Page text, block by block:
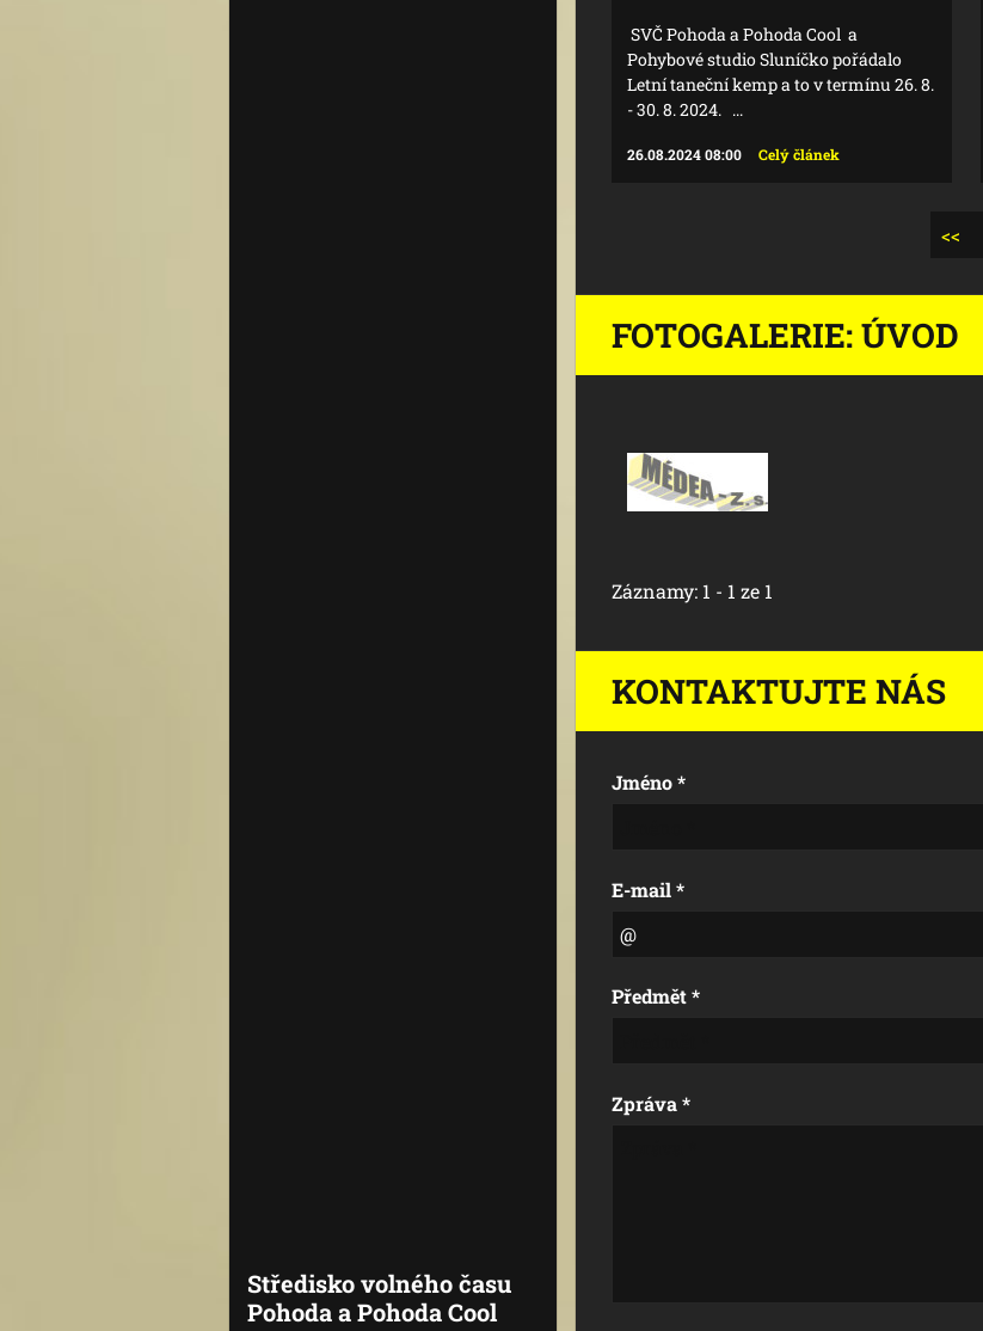
Středisko volného času
Pohoda a Pohoda Cool
SVČ Pohoda a Pohoda Cool a
Pohybové studio Sluníčko pořádalo
Letní taneční kemp a to v termínu 26. 8.
- 30. 8. 2024. ...
26.08.2024 08:00 Celý článek
<<
FOTOGALERIE: ÚVOD
Záznamy: 1 - 1 ze 1
KONTAKTUJTE NÁS
Jméno *
E-mail *
Předmět *
Zpráva *